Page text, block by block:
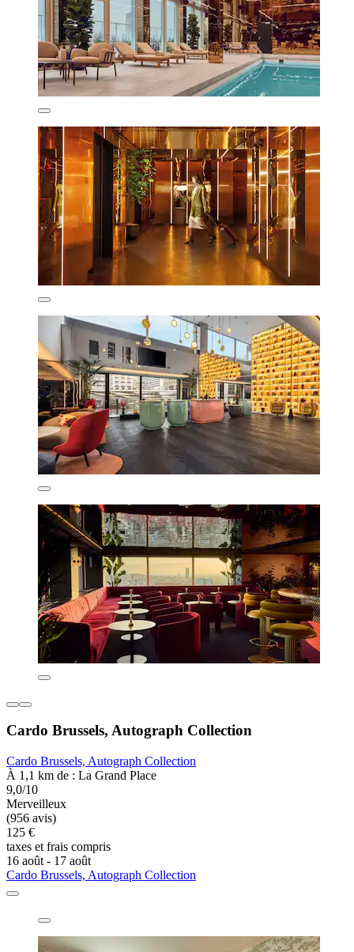
(1 010 avis)
taxes et frais compris
31 août - 1 sept.
Bedford Hotel & Congress Centre
Cardo Brussels, Autograph Collection
Cardo Brussels, Autograph Collection
À 1,1 km de : La Grand Place